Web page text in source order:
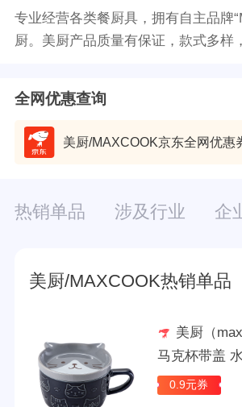
专业经营各类餐厨具，拥有自主品牌
厨。美厨产品质量有保证，款式多样
全网优惠查询
美厨/MAXCOOK京东全网优惠
热销单品 涉及行业 企
美厨/MAXCOOK热销单品
美厨（
马克杯带盖
奶杯泡茶杯高
0.9元券